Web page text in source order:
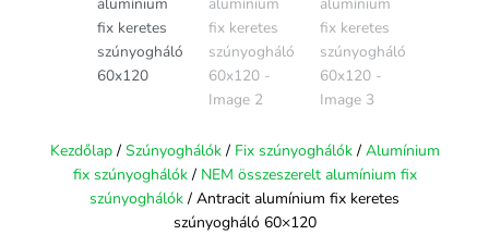
Kezdőlap/ Szúnyoghálók/ Fix szúnyoghálók/ Alumínium
fix szúnyoghálók/ NEM összeszerelt alumínium fix
szúnyoghálók / Antracit alumínium fix keretes
szúnyogháló 60×120